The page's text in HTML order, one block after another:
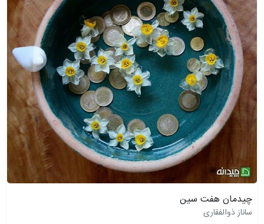
چیدمان هفت سین
ساناز ذوالفقاری